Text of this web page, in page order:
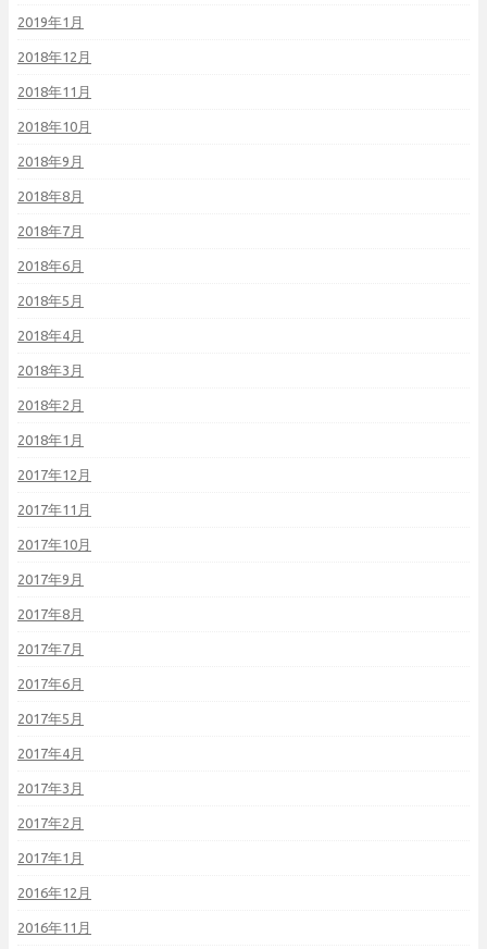
2019年1月
2018年12月
2018年11月
2018年10月
2018年9月
2018年8月
2018年7月
2018年6月
2018年5月
2018年4月
2018年3月
2018年2月
2018年1月
2017年12月
2017年11月
2017年10月
2017年9月
2017年8月
2017年7月
2017年6月
2017年5月
2017年4月
2017年3月
2017年2月
2017年1月
2016年12月
2016年11月